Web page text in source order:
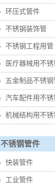
环压式管件
不锈钢装饰管
不锈钢工程用管
医疗器械用不锈
五金制品不锈钢
汽车配件用不锈
机械结构用不锈
不锈钢管件
快装管件
工业管件